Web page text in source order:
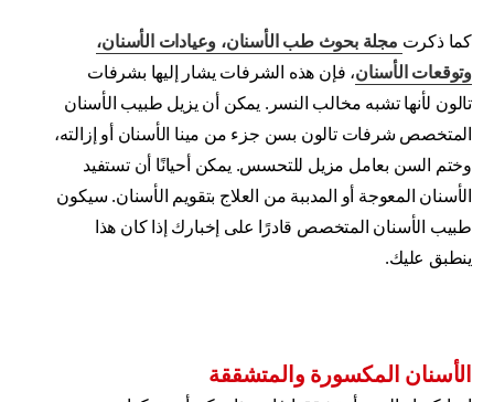
كما ذكرت مجلة بحوث طب الأسنان، وعيادات الأسنان،
وتوقعات الأسنان، فإن هذه الشرفات يشار إليها بشرفات
تالون لأنها تشبه مخالب النسر. يمكن أن يزيل طبيب الأسنان
المتخصص شرفات تالون بسن جزء من مينا الأسنان أو إزالته،
وختم السن بعامل مزيل للتحسس. يمكن أحيانًا أن تستفيد
الأسنان المعوجة أو المدببة من العلاج بتقويم الأسنان. سيكون
طبيب الأسنان المتخصص قادرًا على إخبارك إذا كان هذا
ينطبق عليك.
الأسنان المكسورة والمتشققة